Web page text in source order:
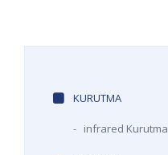
KURUTMA
- infrared Kurutma